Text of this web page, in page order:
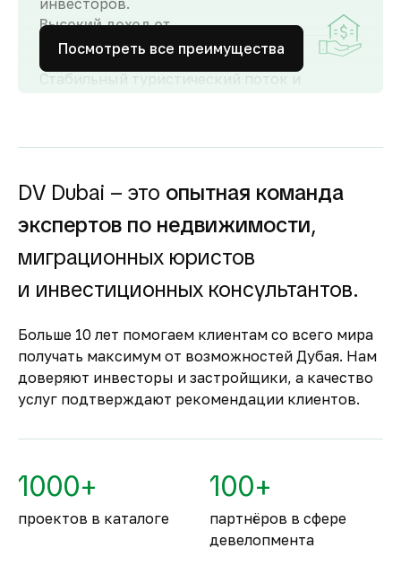
инвесторов.
Высокий доход от
аренды
Стабильный туристический поток и
доходность для инвесторов как от
аренды.
строящуюся
недвижимость
Оплата за объект поступает на эскроу-счёт.
Застройщик сможет получить с него деньги
только после ввода объекта в
Комфортное и
безопасное место для
жизни
По уровню безопасности жизни
занимают второе место в мире.
Посмотреть все преимущества
DV Dubai – это опытная команда
экспертов по недвижимости,
миграционных юристов
и инвестиционных консультантов.
Больше 10 лет помогаем клиентам со всего мира
получать максимум от возможностей Дубая. Нам
доверяют инвесторы и застройщики, а качество
услуг подтверждают рекомендации клиентов.
1000+
проектов в каталоге
100+
партнёров в сфере
девелопмента